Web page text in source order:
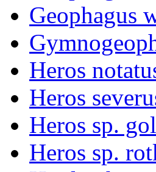
Geophagus
Heros
Heros
Heros sp.
Heros sp.